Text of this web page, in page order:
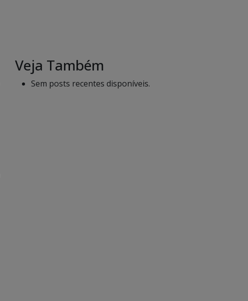
Veja Também
Sem posts recentes disponíveis.